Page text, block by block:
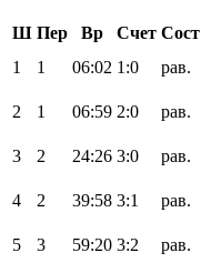
Ш Пер Вр Счет Сост
1
1 06:02 1:0 рав.
2
1 06:59 2:0 рав.
3
2 24:26 3:0 рав.
4
2 39:58 3:1 рав.
5
3 59:20 3:2 рав.